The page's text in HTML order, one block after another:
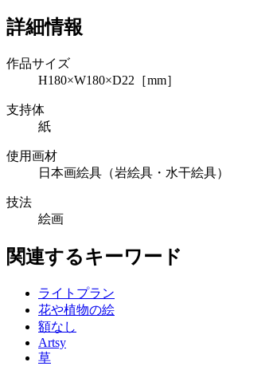
詳細情報
作品サイズ
H180×W180×D22［mm］
支持体
紙
使用画材
日本画絵具（岩絵具・水干絵具）
技法
絵画
関連するキーワード
ライトプラン
花や植物の絵
額なし
Artsy
草